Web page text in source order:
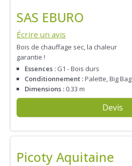
SAS EBURO
Écrire un avis
Bois de chauffage sec, la chaleur
garantie !
Essences : G1 - Bois durs
Conditionnement :Palette, Big Bag
Dimensions : 0.33 m
Devis
Picoty Aquitaine